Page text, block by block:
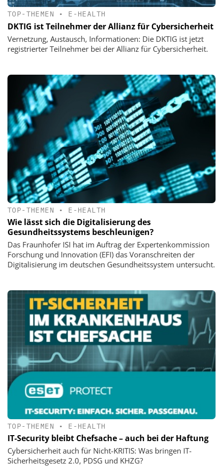
TOP-THEMEN • E-HEALTH
DKTIG ist Teilnehmer der Allianz für Cybersicherheit
Vernetzung, Austausch, Informationen: Die DKTIG ist jetzt
registrierter Teilnehmer bei der Allianz für Cybersicherheit.
TOP-THEMEN • E-HEALTH
Wie lässt sich die Digitalisierung des
Gesundheitssystems beschleunigen?
Das Fraunhofer ISI hat im Auftrag der Expertenkommission
Forschung und Innovation (EFI) das Voranschreiten der
Digitalisierung im deutschen Gesundheitssystem untersucht.
TOP-THEMEN • E-HEALTH
IT-Security bleibt Chefsache – auch bei der Haftung
Cybersicherheit auch für Nicht-KRITIS: Was bringen IT-
Sicherheitsgesetz 2.0, PDSG und KHZG?